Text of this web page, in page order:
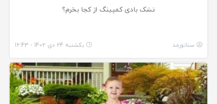
تشک بادی کمپینگ از کجا بخرم؟
سناتورمد یکشنبه 24 دی 1402 - 12:43